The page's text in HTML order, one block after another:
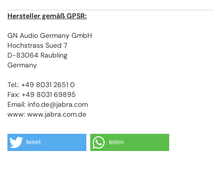
Hersteller gemäß GPSR:
GN Audio Germany GmbH
Hochstrass Sued 7
D-83064 Raubling
Germany
Tel.: +49 8031 2651 0
Fax: +49 8031 69895
Email: info.de@jabra.com
www: www.jabra.com.de
tweet teilen